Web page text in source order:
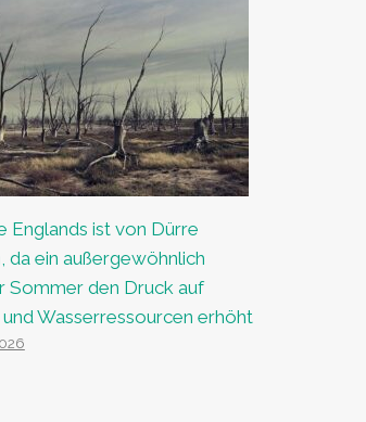
Englands ist von Dürre
da ein außergewöhnlich
Sommer den Druck auf
Wasserressourcen erhöht